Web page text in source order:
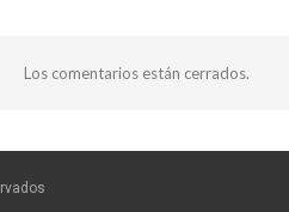
Los comentarios están cerrados.